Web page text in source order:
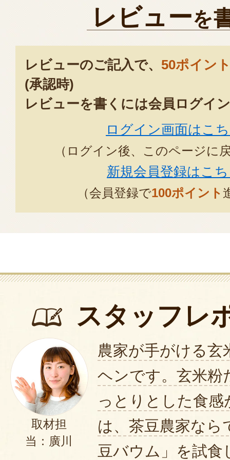
レビューを
レビューのご記入で、 50ポイン
(承認時)
レビューを書くには会員ログイ
ログイン画面はこ
（ログイン後、このページに
新規会員登録はこ
（会員登録で100ポイント
スタッフレ
取材担
当：廣川
農家が手がける玄
ヘンです。玄米粉
っとりとした食感
は、茶豆農家なら
豆バウム」を試食